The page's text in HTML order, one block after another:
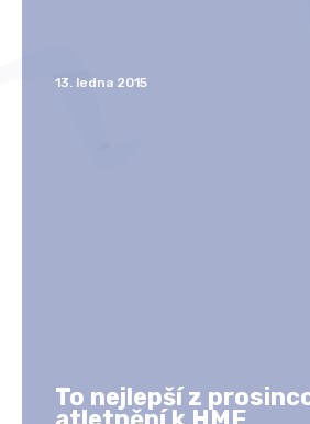
13. ledna 2015
To nejlepší z